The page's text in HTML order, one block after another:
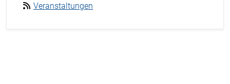
Veranstaltungen